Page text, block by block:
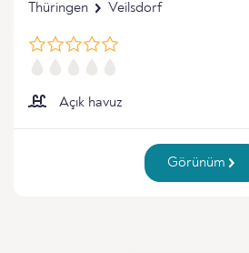
Thüringen Veilsdorf
Açık havuz
Görünüm